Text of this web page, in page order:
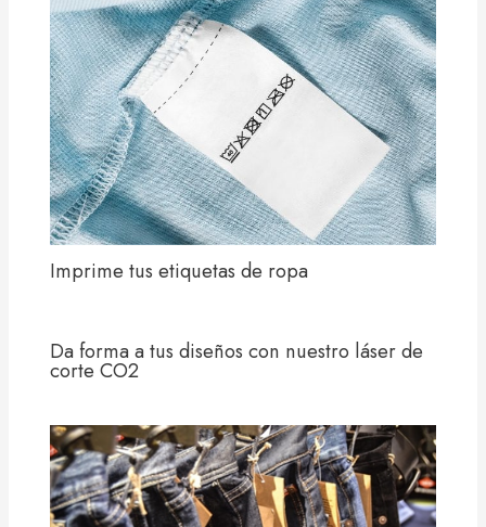
Imprime tus etiquetas de ropa
Da forma a tus diseños con nuestro láser de
corte CO2